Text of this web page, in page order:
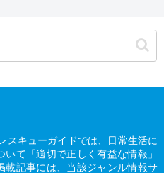
スキューガイドでは、日常生活に
て「適切で正しく有益な情報」
載記事には、当該ジャンル情報サ